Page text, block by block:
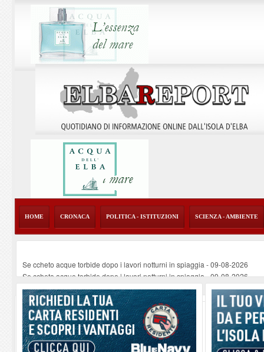
HOME CRONACA POLITICA - ISTITUZIONI SCIENZA - AMBIENTE
Se ccheto acque torbide dopo i lavori notturni in spiaggia -09-08-2026
Se ccheto acque torbide dopo i lavori notturni in spiaggia-09-08-2026
Se ccheto acque torbide dopo i lavori notturni in spiaggia
09-08-2026
La replica a Fratini del Sindaco ferajese sull'approssimativo parcheggio
Eventi Climatici: ad un anno dalle dichiarazioni di Nocentini si è fatto quasi